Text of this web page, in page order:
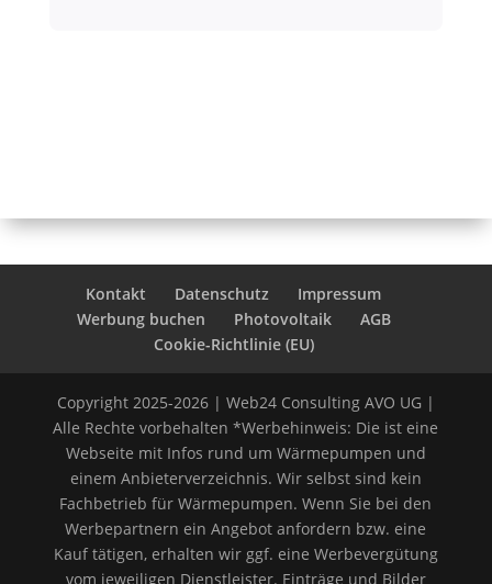
Kontakt Datenschutz
Impressum
Werbung buchen
Photovoltaik
AGB
Cookie-Richtlinie (EU)
Copyright 2025-2026 | Web24 Consulting AVO UG |
Alle Rechte vorbehalten *Werbehinweis: Die ist eine
Webseite mit Infos rund um Wärmepumpen und
einem Anbieterverzeichnis. Wir selbst sind kein
Fachbetrieb für Wärmepumpen. Wenn Sie bei den
Werbepartnern ein Angebot anfordern bzw. eine
Kauf tätigen, erhalten wir ggf. eine Werbevergütung
vom jeweiligen Dienstleister. Einträge und Bilder